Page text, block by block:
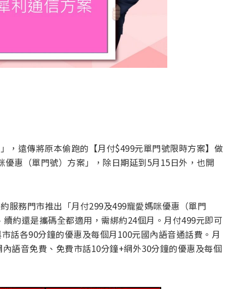
，遠傳將原本偷跑的【月付$499元單門號限時方案】做
惠（單門號）方案」，除日期延到5月15日外，也開
服務門市推出「月付299及499寵愛媽咪優惠（單門
約還是攜碼全都適用，需綁約24個月。月付499元即可
話各90分鐘的優惠及每個月100元國內語音通話費。月
語音免費、免費市話10分鐘+網外30分鐘的優惠及每個